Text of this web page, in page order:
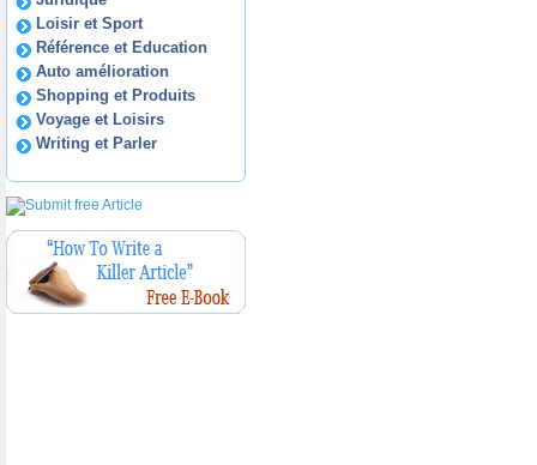
Loisir et Sport
Référence et Education
Auto amélioration
Shopping et Produits
Voyage et Loisirs
Writing et Parler